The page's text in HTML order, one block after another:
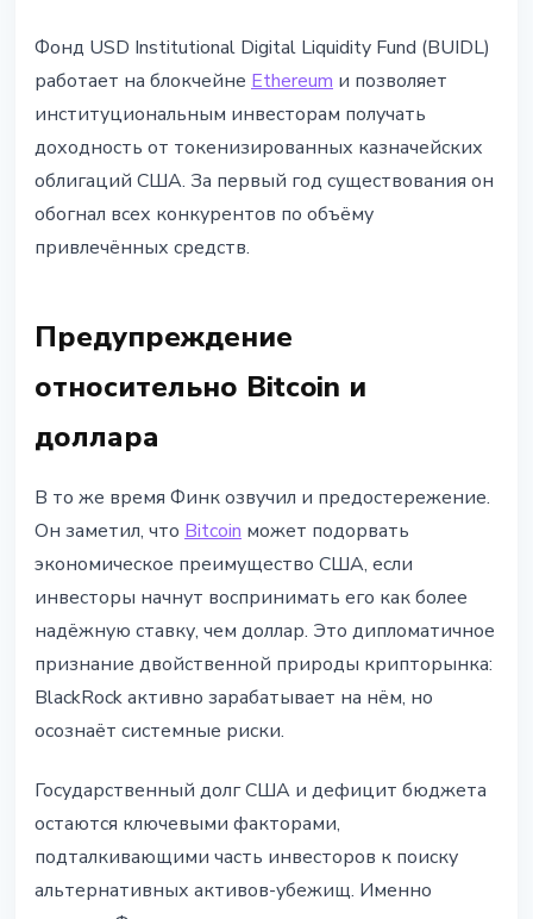
Фонд USD Institutional Digital Liquidity Fund (BUIDL)
работает на блокчейне Ethereum и позволяет
институциональным инвесторам получать
доходность от токенизированных казначейских
облигаций США. За первый год существования он
обогнал всех конкурентов по объёму
привлечённых средств.
Предупреждение
относительно Bitcoin и
доллара
В то же время Финк озвучил и предостережение.
Он заметил, что Bitcoin может подорвать
экономическое преимущество США, если
инвесторы начнут воспринимать его как более
надёжную ставку, чем доллар. Это дипломатичное
признание двойственной природы крипторынка:
BlackRock активно зарабатывает на нём, но
осознаёт системные риски.
Государственный долг США и дефицит бюджета
остаются ключевыми факторами,
подталкивающими часть инвесторов к поиску
альтернативных активов-убежищ. Именно